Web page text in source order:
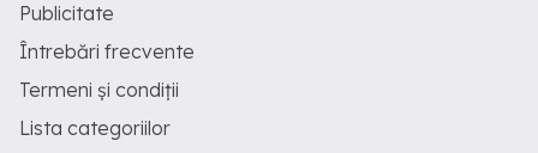
Publicitate
Întrebări frecvente
Termeni și condiții
Lista categoriilor